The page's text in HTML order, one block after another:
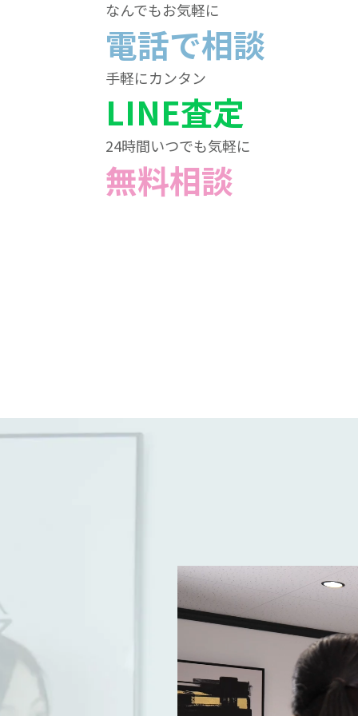
なんでもお気軽に
電話で相談
手軽にカンタン
LINE査定
24時間いつでも気軽に
無料相談